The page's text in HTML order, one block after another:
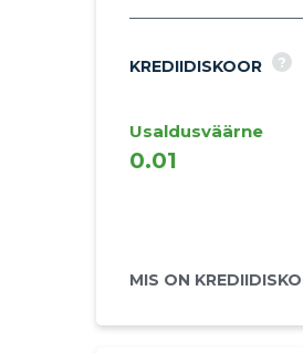
KREDIIDISKOOR ?
Usaldusväärne
0.01
MIS ON